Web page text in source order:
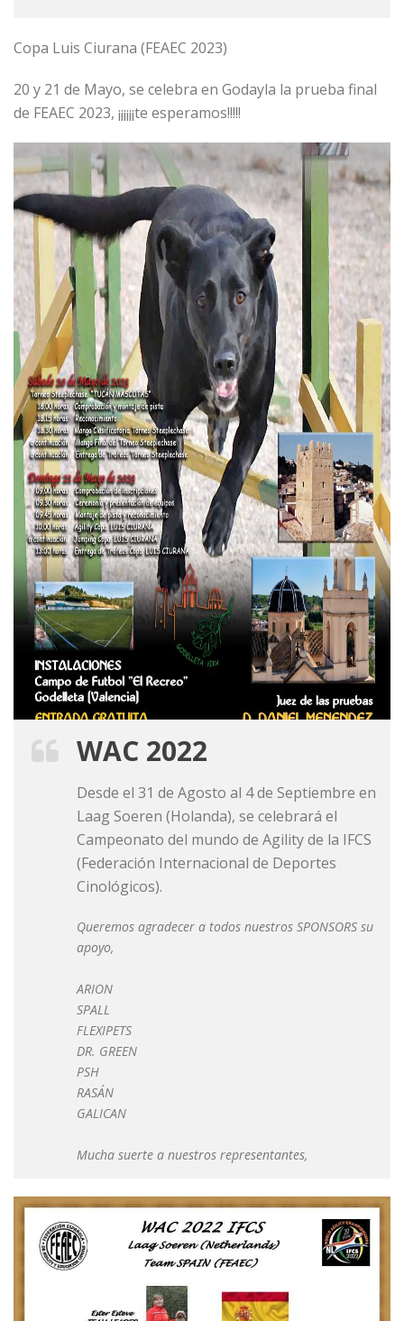
Copa Luis Ciurana (FEAEC 2023)
20 y 21 de Mayo, se celebra en Godayla la prueba final
de FEAEC 2023, ¡¡¡¡¡¡te esperamos!!!!!
WAC 2022
Desde el 31 de Agosto al 4 de Septiembre en
Laag Soeren (Holanda), se celebrará el
Campeonato del mundo de Agility de la IFCS
(Federación Internacional de Deportes
Cinológicos).
Queremos agradecer a todos nuestros SPONSORS su
apoyo,
ARION
SPALL
FLEXIPETS
DR. GREEN
PSH
RASÁN
GALICAN
Mucha suerte a nuestros representantes,